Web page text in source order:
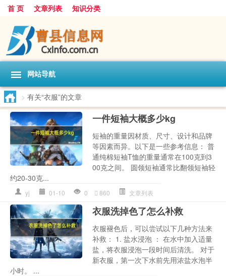
首 页 文章列表 知识分类
网站导航
> 有关“衣服”的文章
一件短袖大概多少kg
短袖的重量因材质、尺寸、设计和品牌
等因素而异。以下是一些参考信息： 普
通纯棉短袖T恤的重量通常在100克到3
00克之间。 圆领短袖通常比翻领短袖轻
约20-30克...
yj 01-10 0 860 文章列表
衣服洗掉色了怎么补救
衣服褪色后，可以尝试以下几种方法来
补救： 1. 盐水浸泡 ： 在水中加入适量
盐，将衣服浸泡一段时间后清洗。 对于
新衣服，第一次下水前先用浓盐水泡半
小时。 ...